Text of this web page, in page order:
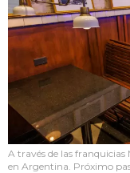
A través de las
en Argentina. Próximo